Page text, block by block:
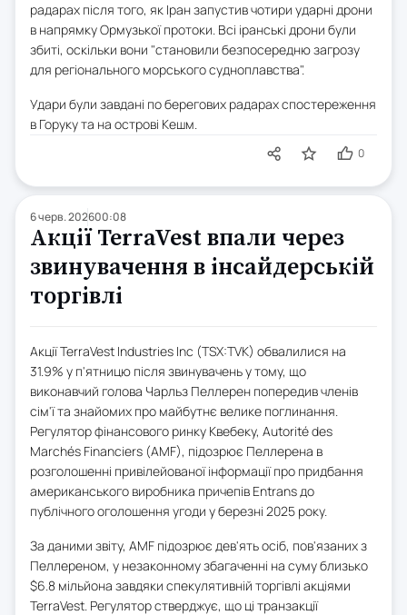
радарах після того, як Іран запустив чотири ударні дрони
в напрямку Ормузької протоки. Всі іранські дрони були
збиті, оскільки вони "становили безпосередню загрозу
для регіонального морського судноплавства".
Удари були завдані по берегових радарах спостереження
в Горуку та на острові Кешм.
0
6 черв. 202600:08
Акції TerraVest впали через
звинувачення в інсайдерській
торгівлі
Акції TerraVest Industries Inc (TSX:TVK) обвалилися на
31.9% у п'ятницю після звинувачень у тому, що
виконавчий голова Чарльз Пеллерен попередив членів
сім'ї та знайомих про майбутнє велике поглинання.
Регулятор фінансового ринку Квебеку, Autorité des
Marchés Financiers (AMF), підозрює Пеллерена в
розголошенні привілейованої інформації про придбання
американського виробника причепів Entrans до
публічного оголошення угоди у березні 2025 року.
За даними звіту, AMF підозрює дев'ять осіб, пов'язаних з
Пеллереном, у незаконному збагаченні на суму близько
$6.8 мільйона завдяки спекулятивній торгівлі акціями
TerraVest. Регулятор стверджує, що ці транзакції